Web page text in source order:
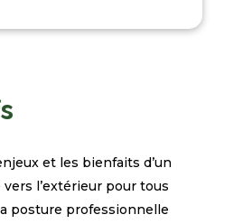
et les bienfaits d’un
l’extérieur pour tous
posture professionnelle